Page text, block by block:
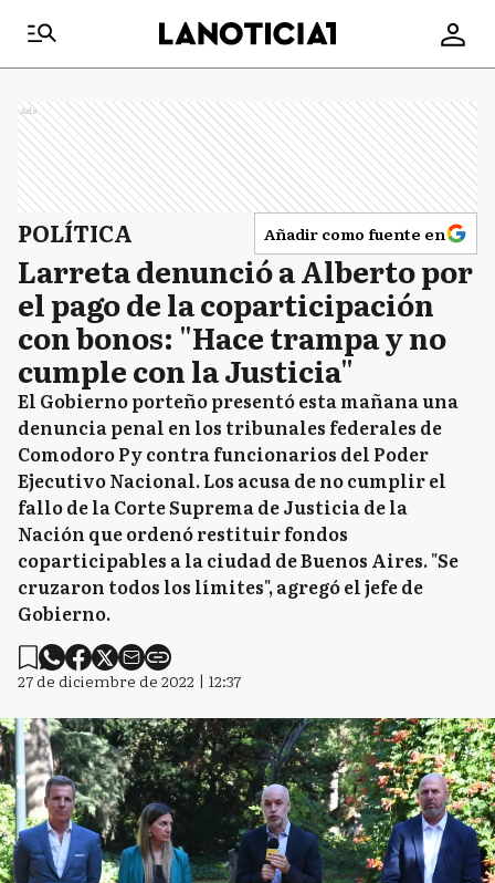
Ads
POLÍTICA Añadir como fuente en
Larreta denunció a Alberto por
el pago de la coparticipación
con bonos: "Hace trampa y no
cumple con la Justicia"
El Gobierno porteño presentó esta mañana una
denuncia penal en los tribunales federales de
Comodoro Py contra funcionarios del Poder
Ejecutivo Nacional. Los acusa de no cumplir el
fallo de la Corte Suprema de Justicia de la
Nación que ordenó restituir fondos
coparticipables a la ciudad de Buenos Aires. "Se
cruzaron todos los límites", agregó el jefe de
Gobierno.
27 de diciembre de 2022 | 12:37